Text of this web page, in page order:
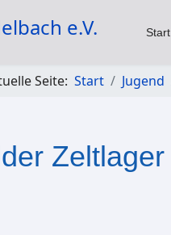
Start
Seite: Start Jugend
Zeltlager